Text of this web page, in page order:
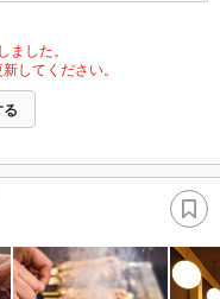
した。
してください。